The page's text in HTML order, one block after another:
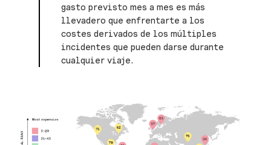
gasto previsto mes a mes es más
llevadero que enfrentarte a los
costes derivados de los múltiples
incidentes que pueden darse durante
cualquier viaje.